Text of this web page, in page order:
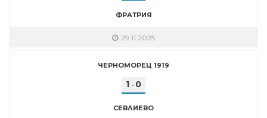
ФРАТРИЯ
29.11.2025
ЧЕРНОМОРЕЦ 1919
1 - 0
СЕВЛИЕВО